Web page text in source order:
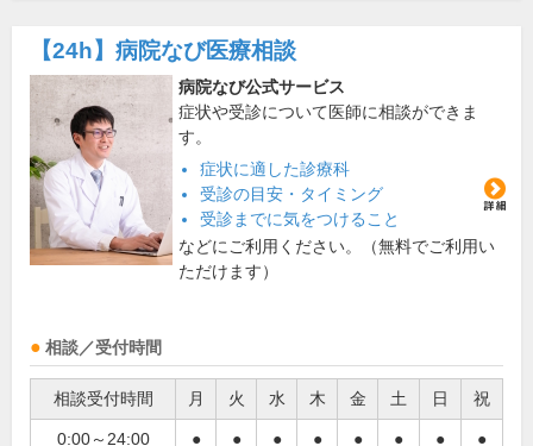
【24h】 病院なび医療相談
病院なび公式サービス
症状や受診について医師に相談ができま
す。
症状に適した診療科
受診の目安・タイミング
受診までに気をつけること
などにご利用ください。（無料でご利用い
ただけます）
相談／受付時間
相談受付時間 月 火 水 木 金 土 日 祝
0:00～24:00 ● ● ● ● ● ● ● ●